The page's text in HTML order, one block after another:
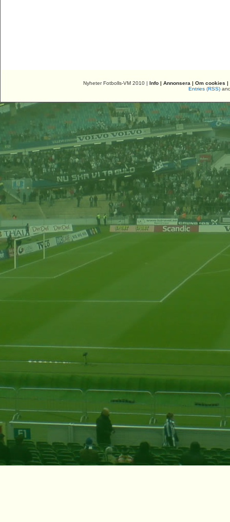
Nyheter Fotbolls-VM 2010 | Info| Annonsera | Om cookies |
Entries (RSS)